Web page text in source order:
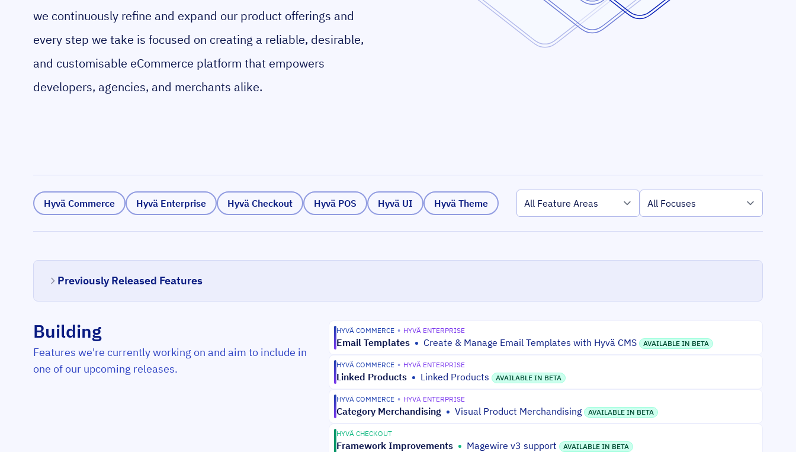
we continuously refine and expand our product offerings and
every step we take is focused on creating a reliable, desirable,
and customisable eCommerce platform that empowers
developers, agencies, and merchants alike.
Hyvä Commerce Hyvä Enterprise Hyvä Checkout Hyvä POS Hyvä UI Hyvä Theme
Previously Released Features
Building
Features we're currently working on and aim to include in
one of our upcoming releases.
HYVÄ COMMERCE • HYVÄ ENTERPRISE
Email Templates • Create & Manage Email Templates with Hyvä CMS AVAILABLE IN BETA
HYVÄ COMMERCE • HYVÄ ENTERPRISE
Linked Products • Linked Products AVAILABLE IN BETA
HYVÄ COMMERCE • HYVÄ ENTERPRISE
Category Merchandising • Visual Product Merchandising AVAILABLE IN BETA
HYVÄ CHECKOUT
Framework Improvements • Magewire v3 support AVAILABLE IN BETA